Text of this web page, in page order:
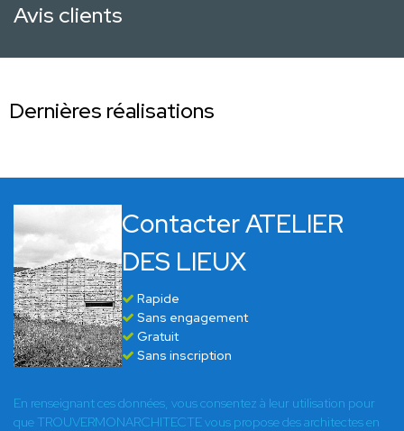
Avis clients
Dernières réalisations
Contacter ATELIER
DES LIEUX
Rapide
Sans engagement
Gratuit
Sans inscription
En renseignant ces données, vous consentez à leur utilisation pour
que TROUVERMONARCHITECTE vous propose des architectes en